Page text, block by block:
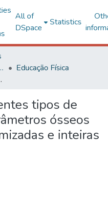
All of
DSpace
Statistics
da Saúde
Educação Física
e inteiras
tipos de
ósseos
e inteiras